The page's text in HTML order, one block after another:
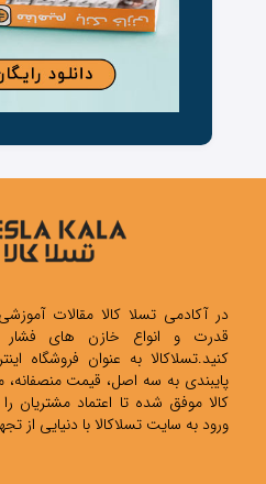
در آکادمی تسلا کالا مقالات
قدرت و انواع خازن های فشار
کنید.تسلاکالا به عنوان فروشگاه
پایبندی به سه اصل، قیمت
کالا موفق شده تا اعتماد
ورود به سایت تسلاکالا با دنیایی از